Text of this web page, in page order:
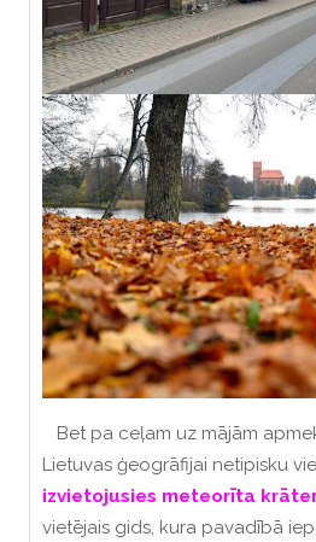
Bet pa ceļam uz mājām
Lietuvas ģeogrāfijai netipisku
izvietojusies meteorīta
vietējais gids, kura pavadībā